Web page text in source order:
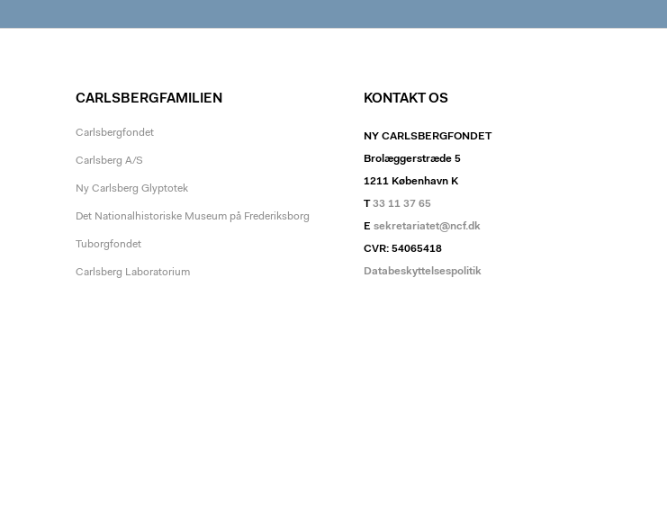
CARLSBERGFAMILIEN
Carlsbergfondet
Carlsberg A/S
Ny Carlsberg Glyptotek
Det Nationalhistoriske Museum på Frederiksborg
Tuborgfondet
Carlsberg Laboratorium
KONTAKT OS
NY CARLSBERGFONDET
Brolæggerstræde 5
1211 København K
T33 11 37 65
E sekretariatet@ncf.dk
CVR: 54065418
Databeskyttelsespolitik